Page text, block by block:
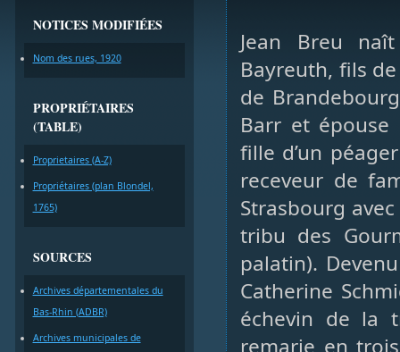
NOTICES MODIFIÉES
Nom des rues, 1920
PROPRIÉTAIRES
(TABLE)
Proprietaires (A-Z)
Propriétaires (plan Blondel,
1765)
SOURCES
Archives départementales du
Bas-Rhin (ADBR)
Archives municipales de
Jean Breu
Bayreuth, fils
de
Barr et épouse
fille d’un
receveur de
Strasbourg
tribu des
palatin).
Catherine
échevin de la
remarie en